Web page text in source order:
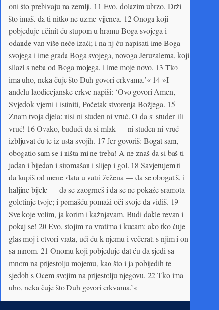
oni što prebivaju na zemlji. 11 Evo, dolazim ubrzo. Drži
što imaš, da ti nitko ne uzme vijenca. 12 Onoga koji
pobjeđuje učinit ću stupom u hramu Boga svojega i
odande van više neće izaći; i na nj ću napisati ime Boga
svojega i ime grada Boga svojega, novoga Jeruzalema, koji
silazi s neba od Boga mojega, i ime moje novo. 13 Tko
ima uho, neka čuje što Duh govori crkvama.’« 14 »I
anđelu laodicejanske crkve napiši: ‘Ovo govori Amen,
Svjedok vjerni i istiniti, Početak stvorenja Božjega. 15
Znam tvoja djela: nisi ni studen ni vruć. O da si studen ili
vruć! 16 Ovako, budući da si mlak — ni studen ni vruć —
izbljuvat ću te iz usta svojih. 17 Jer govoriš: Bogat sam,
obogatio sam se i ništa mi ne treba! A ne znaš da si baš ti
jadan i bijedan i siromašan i slijep i gol. 18 Savjetujem ti
da kupiš od mene zlata u vatri žežena — da se obogatiš, i
haljine bijele — da se zaogrneš i da se ne pokaže sramota
golotinje tvoje; i pomašću pomaži oči svoje da vidiš. 19
Sve koje volim, ja korim i kažnjavam. Budi dakle revan i
pokaj se! 20 Evo, stojim na vratima i kucam: ako tko čuje
glas moj i otvori vrata, ući ću k njemu i večerati s njim i on
sa mnom. 21 Onomu koji pobjeđuje dat ću da sjedi sa
mnom na prijestolju mojemu, kao što i ja pobijedih te
sjedoh s Ocem svojim na prijestolju njegovu. 22 Tko ima
uho, neka čuje što Duh govori crkvama.’«